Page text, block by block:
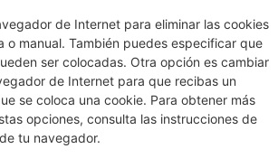
de Internet para eliminar las cookies
o manual. También puedes especificar que
ser colocadas. Otra opción es cambiar
de Internet para que recibas un
se coloca una cookie. Para obtener más
opciones, consulta las instrucciones de
tu navegador.